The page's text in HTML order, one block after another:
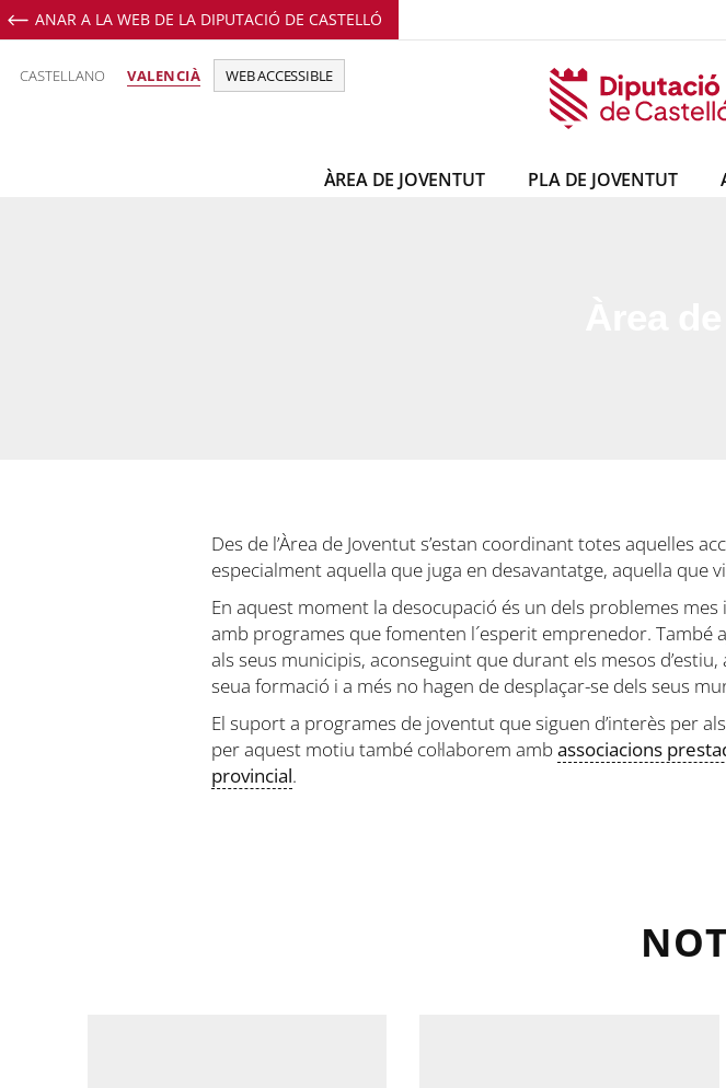
ANAR A LA WEB DE LA DIPUTACIÓ DE CASTELLÓ
CASTELLANO VALENCIÀ WEB ACCESSIBLE
Perfil de Facebook de Joventut
Perfil de Twitter de Joventut
ÀREA DE JOVENTUT PLA DE JOVENTUT
Des de l’Àrea de Joventut s’estan coordinant totes aquelles
especialment aquella que juga en desavantatge, aquella que
En aquest moment la desocupació és un dels problemes
amb programes que fomenten l´esperit emprenedor.
als seus municipis, aconseguint que durant els mesos
seua formació i a més no hagen de desplaçar-se dels seus
El suport a programes de joventut que siguen d’interès per
per aquest motiu també col·laborem ambassociacions
provincial.